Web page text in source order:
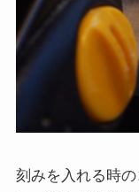
刻みを入れる時